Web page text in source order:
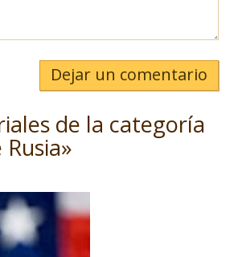
Dejar un comentario
de la categoría